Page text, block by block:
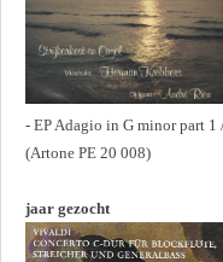
- EP Adagio in G minor part
(Artone PE 20 008)
jaar gezocht